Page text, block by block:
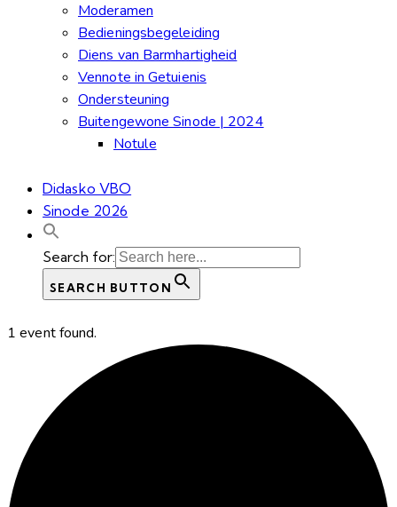
Moderamen
Bedieningsbegeleiding
Diens van Barmhartigheid
Vennote in Getuienis
Ondersteuning
Buitengewone Sinode | 2024
Notule
Didasko VBO
Sinode 2026
Search for:
SEARCH BUTTON
1 event found.